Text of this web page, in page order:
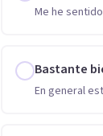
Me he
Bastante
En general